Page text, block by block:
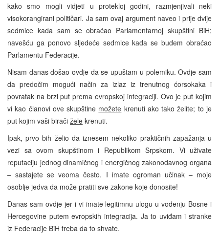
kako smo mogli vidjeti u protekloj godini, razmjenjivali neki
visokorangirani političari. Ja sam ovaj argument naveo i prije dvije
sedmice kada sam se obraćao Parlamentarnoj skupštini BiH;
navešću ga ponovo sljedeće sedmice kada se budem obraćao
Parlamentu Federacije.
Nisam danas došao ovdje da se upuštam u polemiku. Ovdje sam
da predočim mogući način za izlaz iz trenutnog ćorsokaka i
povratak na brzi put prema evropskoj integraciji. Ovo je put kojim
vi kao članovi ove skupštine možete krenuti ako tako želite; to je
put kojim vaši birači žele krenuti.
Ipak, prvo bih želio da iznesem nekoliko praktičnih zapažanja u
vezi sa ovom skupštinom i Republikom Srpskom. Vi uživate
reputaciju jednog dinamičnog i energičnog zakonodavnog organa
– sastajete se veoma često. I imate ogroman učinak – moje
osoblje jedva da može pratiti sve zakone koje donosite!
Danas sam ovdje jer i vi imate legitimnu ulogu u vođenju Bosne i
Hercegovine putem evropskih integracija. Ja to uviđam i stranke
iz Federacije BiH treba da to shvate.